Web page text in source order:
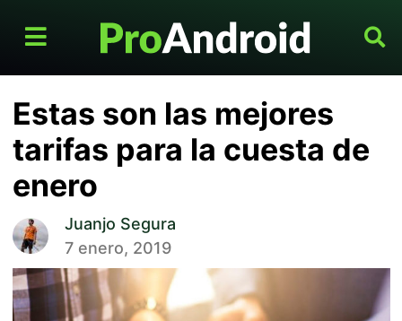
Estas son las mejores
tarifas para la cuesta de
enero
Juanjo Segura
7 enero, 2019